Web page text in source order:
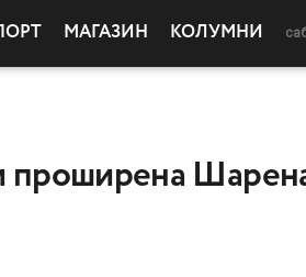
МАГАЗИН КОЛУМНИ
и проширена